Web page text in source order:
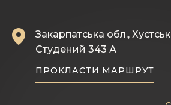
Закарпатська обл.,
Студений 343 А
ПРОКЛАСТИ МАРШРУТ